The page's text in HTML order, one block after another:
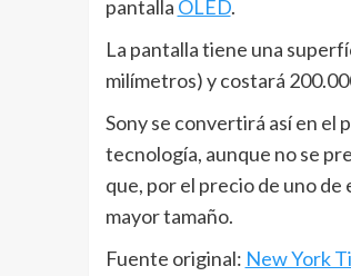
pantalla OLED.
La pantalla tiene una
milímetros) y costará
Sony se convertirá así en el
tecnología, aunque no se
que, por el precio de uno de
mayor tamaño.
Fuente original: New York